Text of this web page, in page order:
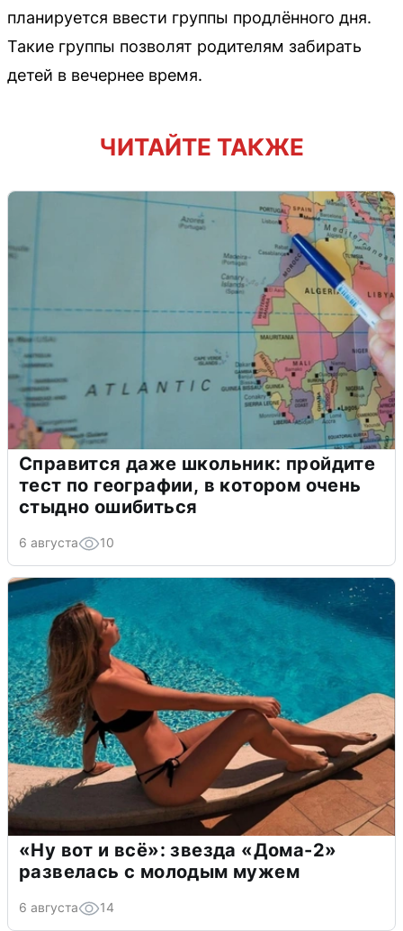
планируется ввести группы продлённого дня.
Такие группы позволят родителям забирать
детей в вечернее время.
ЧИТАЙТЕ ТАКЖЕ
Справится даже школьник: пройдите
тест по географии, в котором очень
стыдно ошибиться
6 августа 10
«Ну вот и всё»: звезда «Дома-2»
развелась с молодым мужем
6 августа 14